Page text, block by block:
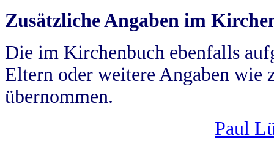
Zusätzliche Angaben im
Die im Kirchenbuch ebenfalls
Eltern oder weitere Angaben wie
übernommen.
Paul